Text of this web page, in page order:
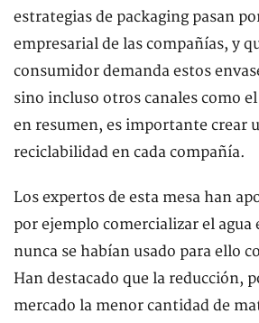
estrategias de packaging pasan
empresarial de las compañías, y
consumidor demanda estos
sino incluso otros canales como el
en resumen, es importante crear
reciclabilidad en cada compañía.
Los expertos de esta mesa han
por ejemplo comercializar el agua
nunca se habían usado para ello
Han destacado que la reducción,
mercado la menor cantidad de